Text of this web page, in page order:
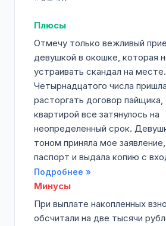
Плюсы
Отмечу только вежливый
девушкой в окошке, которая
устраивать скандал на месте.
Четырнадцатого числа
расторгать договор пайщика,
квартирой все затянулось на
неопределенный срок.
тоном приняла мое
паспорт и выдала копию с
Подробнее »
Минусы
При выплате накопленных
обсчитали на две тысячи